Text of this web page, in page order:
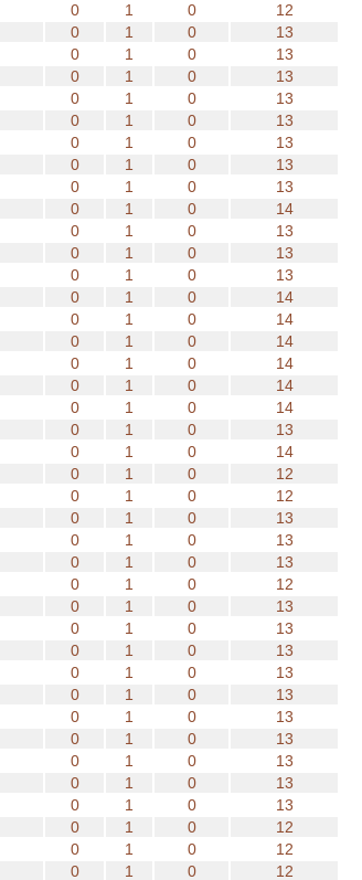
0 1 0
12
0 1 0
13
0 1 0
13
0 1 0
13
0 1 0
13
0 1 0
13
0 1 0
13
0 1 0
13
0 1 0
13
0 1 0
14
0 1 0
13
0 1 0
13
0 1 0
13
0 1 0
14
0 1 0
14
0 1 0
14
0 1 0
14
0 1 0
14
0 1 0
14
0 1 0
13
0 1 0
14
0 1 0
12
0 1 0
12
0 1 0
13
0 1 0
13
0 1 0
13
0 1 0
12
0 1 0
13
0 1 0
13
0 1 0
13
0 1 0
13
0 1 0
13
0 1 0
13
0 1 0
13
0 1 0
13
0 1 0
13
0 1 0
13
0 1 0
12
0 1 0
12
0 1 0 12